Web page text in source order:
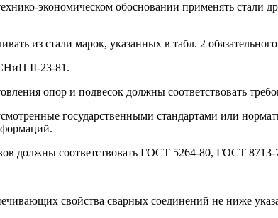
экономическом обосновании применять
из стали марок, указанных в табл. 2
СНиП II-23-81.
опор и подвесок должны соответствовать
государственными стандартами или
должны соответствовать ГОСТ 5264-80, ГОСТ
свойства сварных соединений не ниже